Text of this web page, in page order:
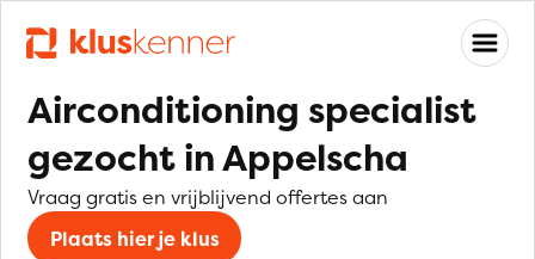
Airconditioning specialist
gezocht in Appelscha
Vraag gratis en vrijblijvend offertes aan
Plaats hier je klus